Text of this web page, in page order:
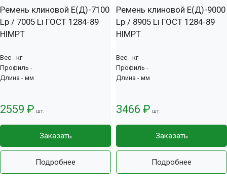
Ремень клиновой Е(Д)-7100
Lp / 7005 Li ГОСТ 1284-89
HIMPT
Вес - кг
Профиль -
Длина - мм
2559 ₽ шт.
Заказать
Подробнее
Ремень клиновой Е(Д)-9000
Lp / 8905 Li ГОСТ 1284-89
HIMPT
Вес - кг
Профиль -
Длина - мм
3466 ₽ шт.
Заказать
Подробнее